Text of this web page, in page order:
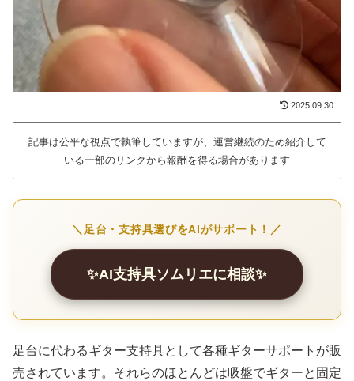
2025.09.30
記事は公平な視点で執筆していますが、運営継続のため紹介して
いる一部のリンクから報酬を得る場合があります
＼足台・支持具選びをAIがサポート！／
✨AI支持具ソムリエに相談✨
足台に代わるギター支持具として各種ギターサポートが販
売されています。それらのほとんどは吸盤でギターと固定